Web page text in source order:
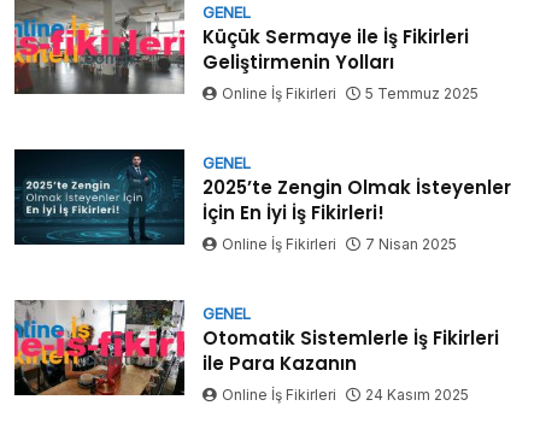
GENEL
Küçük Sermaye ile İş Fikirleri
Geliştirmenin Yolları
Online İş Fikirleri 5 Temmuz 2025
GENEL
2025’te Zengin Olmak İsteyenler
İçin En İyi İş Fikirleri!
Online İş Fikirleri 7 Nisan 2025
GENEL
Otomatik Sistemlerle İş Fikirleri
ile Para Kazanın
Online İş Fikirleri 24 Kasım 2025